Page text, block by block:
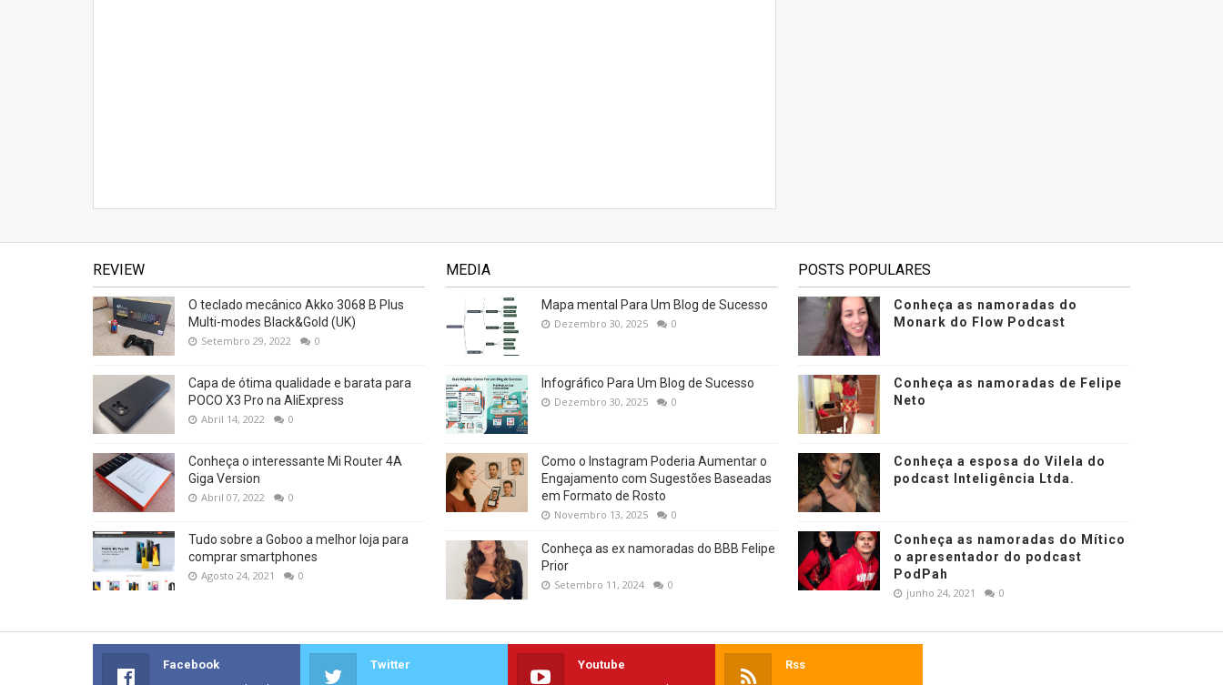
REVIEW
O teclado mecânico Akko 3068 B Plus
Multi-modes Black&Gold (UK)
Setembro 29, 2022 0
Capa de ótima qualidade e barata para
POCO X3 Pro na AliExpress
Abril 14, 2022 0
Conheça o interessante Mi Router 4A
Giga Version
Abril 07, 2022 0
Tudo sobre a Goboo a melhor loja para
comprar smartphones
Agosto 24, 2021 0
MEDIA
Mapa mental Para Um Blog de Sucesso
Dezembro 30, 2025 0
Infográfico Para Um Blog de Sucesso
Dezembro 30, 2025 0
Como o Instagram Poderia Aumentar o
Engajamento com Sugestões Baseadas
em Formato de Rosto
Novembro 13, 2025 0
Conheça as ex namoradas do BBB Felipe
Prior
Setembro 11, 2024 0
POSTS POPULARES
Conheça as namoradas do
Monark do Flow Podcast
Conheça as namoradas de Felipe
Neto
Conheça a esposa do Vilela do
podcast Inteligência Ltda.
Conheça as namoradas do Mítico
o apresentador do podcast
PodPah
junho 24, 2021 0
Facebook Twitter Youtube Rss